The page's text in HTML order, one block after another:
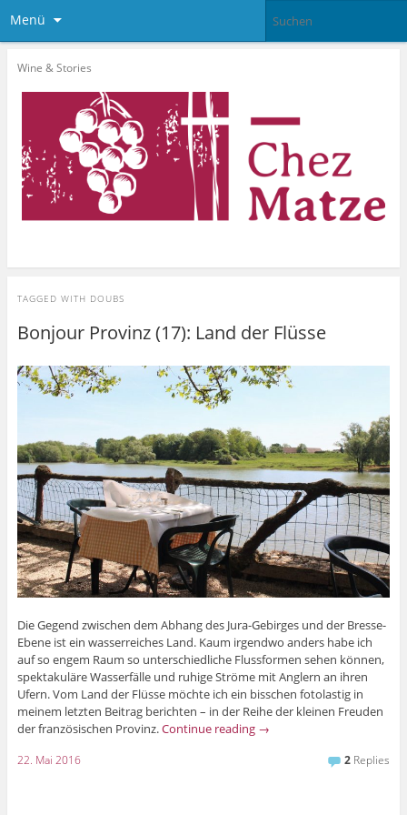
Menü
Wine & Stories
TAGGED WITH DOUBS
Bonjour Provinz (17): Land der Flüsse
Die Gegend zwischen dem Abhang des Jura-Gebirges und der Bresse-
Ebene ist ein wasserreiches Land. Kaum irgendwo anders habe ich
auf so engem Raum so unterschiedliche Flussformen sehen können,
spektakuläre Wasserfälle und ruhige Ströme mit Anglern an ihren
Ufern. Vom Land der Flüsse möchte ich ein bisschen fotolastig in
meinem letzten Beitrag berichten – in der Reihe der kleinen Freuden
der französischen Provinz.Continue reading →
22. Mai 2016 2 Replies